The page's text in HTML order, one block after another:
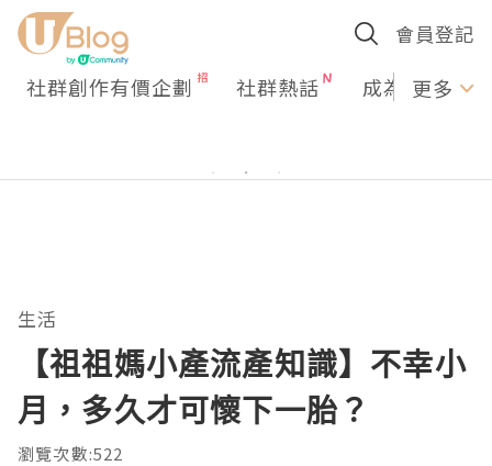
會員登記
社群創作有價企劃 社群熱話 成為U更多
生活
【祖祖媽小產流產知識】不幸小
月，多久才可懷下一胎？
瀏覽次數:522